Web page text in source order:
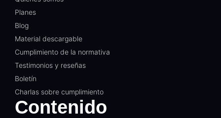
Planes
Blog
Material descargable
Cumplimiento de la normativa
Testimonios y reseñas
Boletín
Charlas sobre cumplimiento
Contenido